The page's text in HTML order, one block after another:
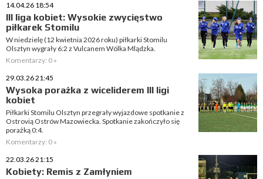
14.04.26 18:54
III liga kobiet: Wysokie zwycięstwo
piłkarek Stomilu
W niedzielę (12 kwietnia 2026 roku) piłkarki Stomilu
Olsztyn wygrały 6:2 z Vulcanem Wólka Mlądzka.
Komentarzy: 0 »
29.03.26 21:45
Wysoka porażka z wiceliderem III ligi
kobiet
Piłkarki Stomilu Olsztyn przegrały wyjazdowe spotkanie z
Ostrovią Ostrów Mazowiecka. Spotkanie zakończyło się
porażką 0:4.
Komentarzy: 0 »
22.03.26 21:15
Kobiety: Remis z Zamłyniem